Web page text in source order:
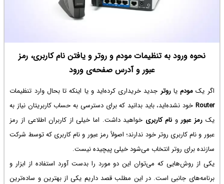
نحوه ورود به تنظیمات مودم و روتر و یافتن نام کاربری، رمز
عبور و آدرس صفحه‌ی ورود
اگر یک مودمیاروتر جدید خریداری کرده‌اید و یا اینکه تا بحال وارد تنظیمات
Router خود نشده‌اید، باید بدانید که برای دسترسی به حساب کاربریتان نیاز به
یک رمز عبور و نام کاربری خواهید داشت. اما خیلی از کاربران اطلاعی از رمز
عبور و نام کاربری روتر خود ندارند؛ اصولاً رمز عبور و نام کاربری که توسط شرکت
سازنده برای روتر انتخاب می‌شود خیلی پیچیده نیست.
یکی از روش‌هایی که می‌توان این دو مورد را بدست آورد استفاده از ابزار و
برنامه‌های جانبی است. در این مطلب قصد داریم یکی از بهترین و ساده‌ترین